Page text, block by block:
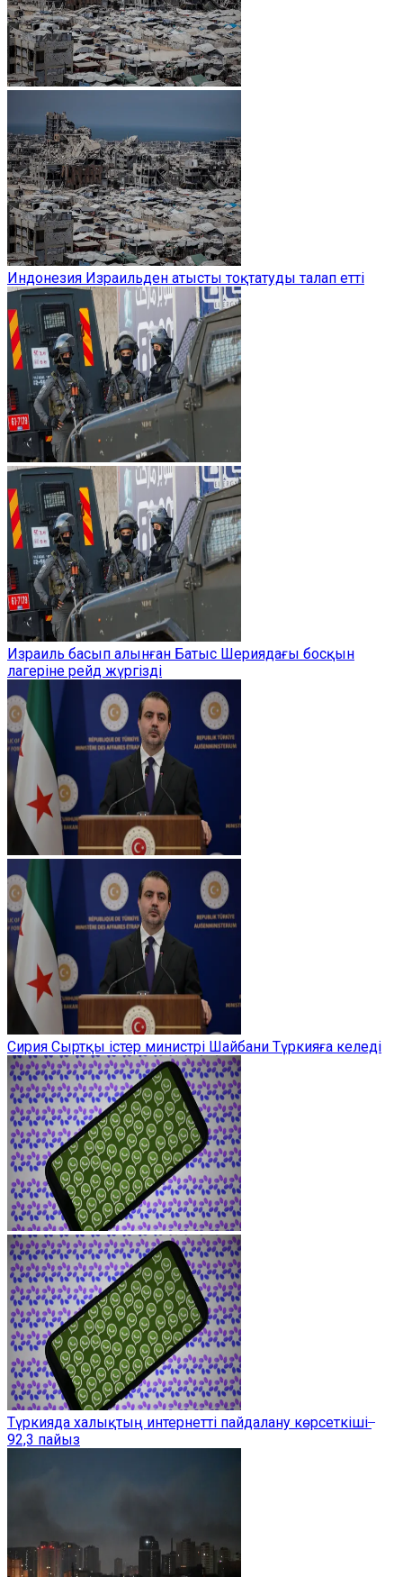
Индонезия Израильден атысты тоқтатуды талап етті
Израиль басып алынған Батыс Шериядағы босқын
лагеріне рейд жүргізді
Сирия Сыртқы істер министрі Шайбани Түркияға келеді
Түркияда халықтың интернетті пайдалану көрсеткіші ̶
92,3 пайыз